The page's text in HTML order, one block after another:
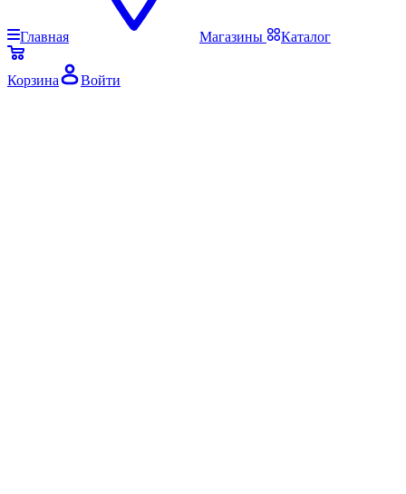
Главная Магазины Каталог
Корзина Войти